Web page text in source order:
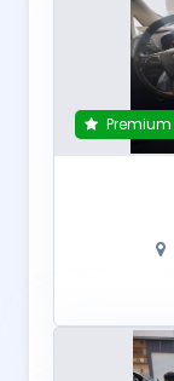
Premium